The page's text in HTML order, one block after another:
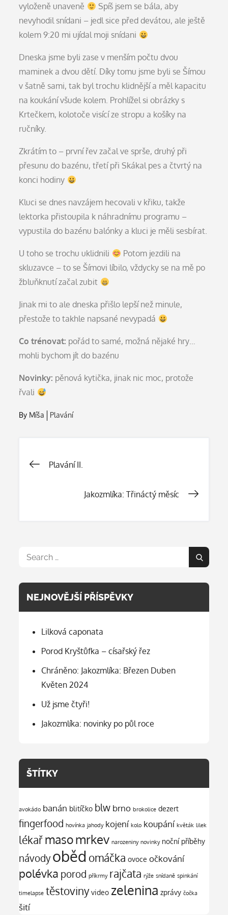
vyloženě unaveně
Spíš jsem se bála, aby
nevyhodil snídani – jedl sice před devátou, ale ještě
kolem 9:20 mi ujídal moji snídani
Dneska jsme byli zase v menším počtu dvou
maminek a dvou dětí. Díky tomu jsme byli se Šímou
v šatně sami, tak byl trochu klidnější a měl kapacitu
na koukání všude kolem. Prohlížel si obrázky s
Krtečkem, kolotoče visící ze stropu a košíky na
ručníky.
Zkrátím to – první řev začal ve sprše, druhý při
přesunu do bazénu, třetí při Skákal pes a čtvrtý na
konci hodiny
Kluci se dnes navzájem hecovali v křiku, takže
lektorka přistoupila k náhradnímu programu –
vypustila do bazénu balónky a kluci je měli sesbírat.
U toho se trochu uklidnili
Potom jezdili na
skluzavce – to se Šímovi líbilo, vždycky se na mě po
žbluňknutí začal zubit
Jinak mi to ale dneska přišlo lepší než minule,
přestože to takhle napsané nevypadá
Co trénovat: pořád to samé, možná nějaké hry…
mohli bychom jít do bazénu
Novinky: pěnová kytička, jinak nic moc, protože
řvali
By Míša Plavání
Navigace
Plavání II.
Jakozmlíka: Třináctý měsíc
Search
Search
NEJNOVĚJŠÍ PŘÍSPĚVKY
Lilková caponata
Porod Kryštůfka – císařský řez
Chráněno: Jakozmlíka: Březen Duben
Květen 2024
Už jsme čtyři!
Jakozmlíka: novinky po půl roce
ŠTÍTKY
avokádo banán blitíčko blw brno brokolice dezert
fingerfood hovínka jahody kojení kolo koupání květák lilek
lékařmasomrkev narozeniny novinky noční příběhy
návodyoběd omáčka ovoce očkování
polévka porod příkrmy rajčata rýže snídaně spinkání
timelapse těstoviny video zelenina zprávy čočka
šití